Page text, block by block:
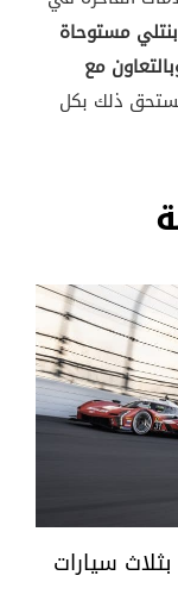
مستوحاة
مع
ذلك بكل